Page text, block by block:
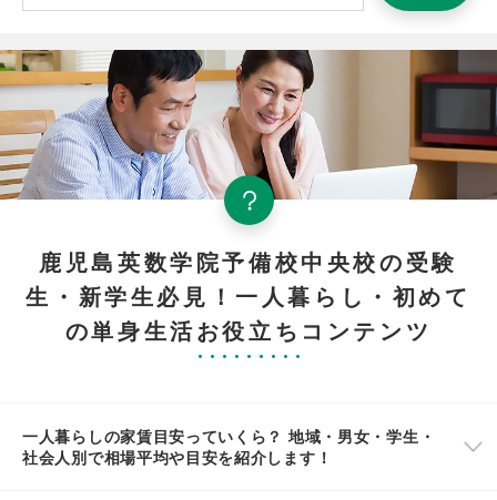
鹿児島英数学院予備校中央校の受験
生・新学生必見！一人暮らし・初めて
の単身生活お役立ちコンテンツ
一人暮らしの家賃目安っていくら？ 地域・男女・学生・
社会人別で相場平均や目安を紹介します！